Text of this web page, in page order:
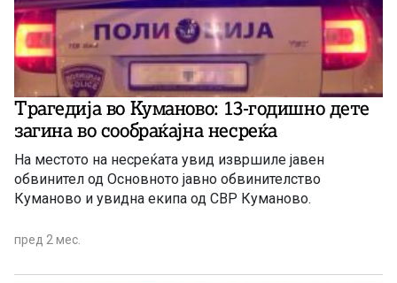
Трагедија во Куманово: 13-годишно дете
загина во сообраќајна несреќа
На местото на несреќата увид извршиле јавен
обвинител од Основното јавно обвинителство
Куманово и увидна екипа од СВР Куманово.
пред 2 мес.